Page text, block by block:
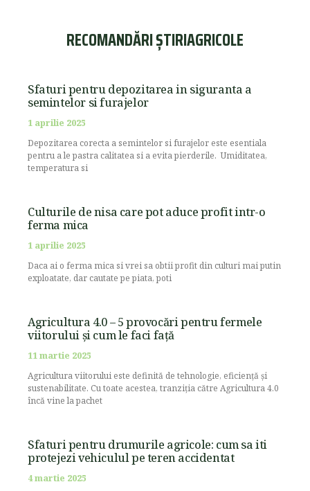
RECOMANDĂRI ȘTIRIAGRICOLE
Sfaturi pentru depozitarea in siguranta a
semintelor si furajelor
1 aprilie 2025
Depozitarea corecta a semintelor si furajelor este esentiala
pentru a le pastra calitatea si a evita pierderile. Umiditatea,
temperatura si
Culturile de nisa care pot aduce profit intr-o
ferma mica
1 aprilie 2025
Daca ai o ferma mica si vrei sa obtii profit din culturi mai putin
exploatate, dar cautate pe piata, poti
Agricultura 4.0 – 5 provocări pentru fermele
viitorului și cum le faci față
11 martie 2025
Agricultura viitorului este definită de tehnologie, eficiență și
sustenabilitate. Cu toate acestea, tranziția către Agricultura 4.0
încă vine la pachet
Sfaturi pentru drumurile agricole: cum sa iti
protejezi vehiculul pe teren accidentat
4 martie 2025